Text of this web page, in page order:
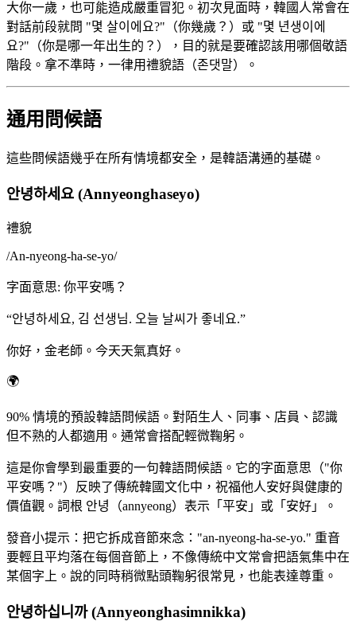
大你一歲，也可能造成嚴重冒犯。初次見面時，韓國人常會在
對話前段就問 "몇 살이에요?"（你幾歲？）或 "몇 년생이에
요?"（你是哪一年出生的？），目的就是要確認該用哪個敬語
階段。拿不準時，一律用禮貌語（존댓말）。
通用問候語
這些問候語幾乎在所有情境都安全，是韓語溝通的基礎。
안녕하세요 (Annyeonghaseyo)
禮貌
/An-nyeong-ha-se-yo/
字面意思: 你平安嗎？
“안녕하세요, 김 선생님. 오늘 날씨가 좋네요.”
你好，金老師。今天天氣真好。
🌍
90% 情境的預設韓語問候語。對陌生人、同事、店員、認識
但不熟的人都適用。通常會搭配輕微鞠躬。
這是你會學到最重要的一句韓語問候語。它的字面意思（"你
平安嗎？"）反映了傳統韓國文化中，祝福他人安好與健康的
價值觀。詞根 안녕（annyeong）表示「平安」或「安好」。
發音小提示：把它拆成音節來念："an-nyeong-ha-se-yo." 重音
要輕且平均落在每個音節上，不像傳統中文常會把語氣集中在
某個字上。說的同時稍微點頭鞠躬很常見，也能表達尊重。
안녕하십니까 (Annyeonghasimnikka)